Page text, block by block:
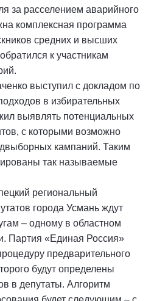
за расселением аварийного
комплексная программа
средних и высших
к участникам
выступил с докладом по
в избирательных
выявлять потенциальных
с которыми возможно
кампаний. Таким
так называемые
региональный
города Усмань ждут
– одному в областном
Партия «Единая Россия»
предварительного
будут определены
в депутаты. Алгоритм